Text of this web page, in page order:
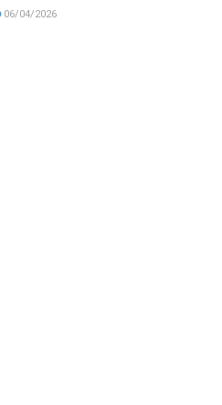
06/04/2026